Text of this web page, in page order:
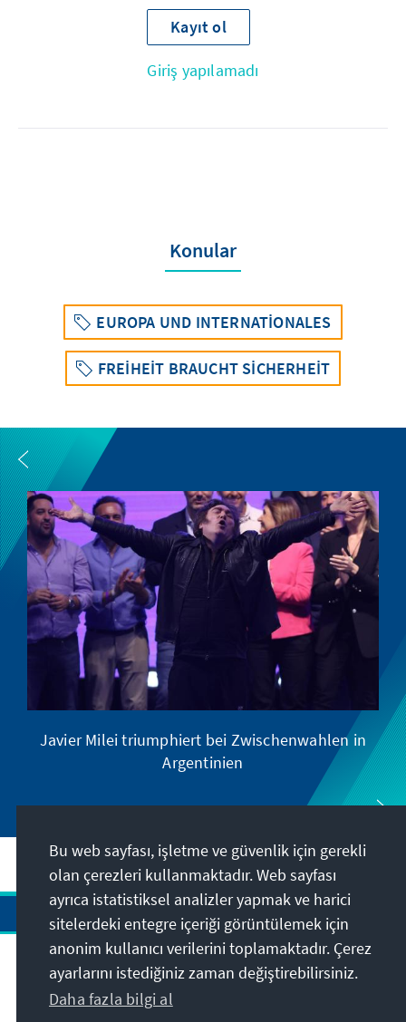
Kayıt ol
Giriş yapılamadı
Konular
EUROPA UND INTERNATIONALES
FREIHEIT BRAUCHT SICHERHEIT
Javier Milei triumphiert bei Zwischenwahlen in
Argentinien
Adres
Bu web sayfası, işletme ve güvenlik için gerekli
olan çerezleri kullanmaktadır. Web sayfası
ayrıca istatistiksel analizler yapmak ve harici
sitelerdeki entegre içeriği görüntülemek için
anonim kullanıcı verilerini toplamaktadır. Çerez
ayarlarını istediğiniz zaman değiştirebilirsiniz.
Daha fazla bilgi al